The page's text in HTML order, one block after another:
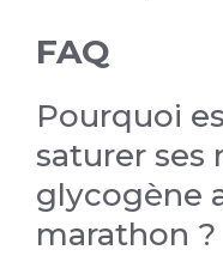
FAQ
Pourquoi
saturer ses
glycogène
marathon ?